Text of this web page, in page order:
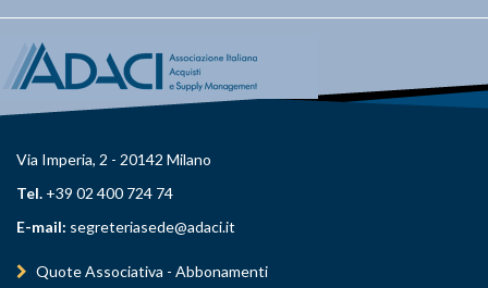
Via Imperia, 2 - 20142 Milano
Tel. +39 02 400 724 74
E-mail: segreteriasede@adaci.it
Quote Associativa - Abbonamenti